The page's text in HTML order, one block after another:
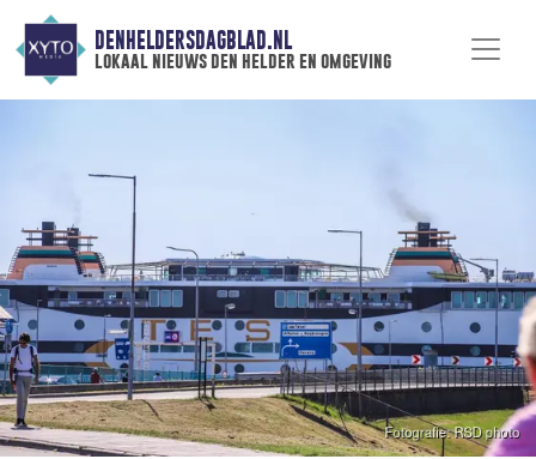
DENHELDERSDAGBLAD.NL
lokaal nieuws den helder en omgeving